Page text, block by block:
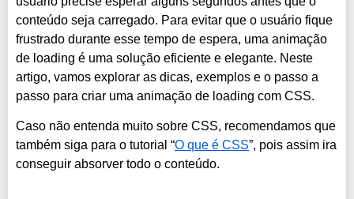
conteúdo seja carregado. Para evitar que o usuário fique
frustrado durante esse tempo de espera, uma animação
de loading é uma solução eficiente e elegante. Neste
artigo, vamos explorar as dicas, exemplos e o passo a
passo para criar uma animação de loading com CSS.
Caso não entenda muito sobre CSS, recomendamos que
também siga para o tutorial “O que é CSS”, pois assim ira
conseguir absorver todo o conteúdo.